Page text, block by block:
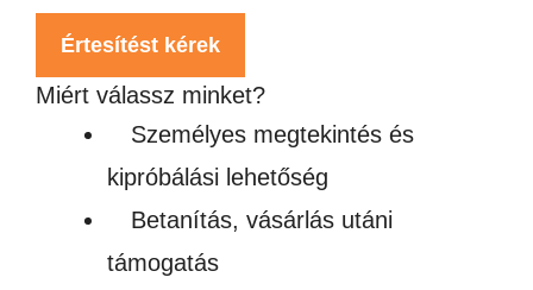
Értesítést kérek
Miért válassz minket?
Személyes megtekintés és
kipróbálási lehetőség
Betanítás, vásárlás utáni
támogatás